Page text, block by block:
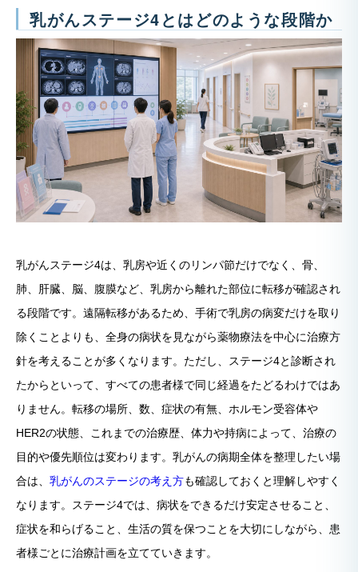
乳がんステージ4とはどのような段階か
乳がんステージ4は、乳房や近くのリンパ節だけでなく、骨、
肺、肝臓、脳、腹膜など、乳房から離れた部位に転移が確認され
る段階です。遠隔転移があるため、手術で乳房の病変だけを取り
除くことよりも、全身の病状を見ながら薬物療法を中心に治療方
針を考えることが多くなります。ただし、ステージ4と診断され
たからといって、すべての患者様で同じ経過をたどるわけではあ
りません。転移の場所、数、症状の有無、ホルモン受容体や
HER2の状態、これまでの治療歴、体力や持病によって、治療の
目的や優先順位は変わります。乳がんの病期全体を整理したい場
合は、 乳がんのステージの考え方も確認しておくと理解しやすく
なります。ステージ4では、病状をできるだけ安定させること、
症状を和らげること、生活の質を保つことを大切にしながら、患
者様ごとに治療計画を立てていきます。